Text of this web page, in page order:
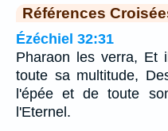
Références
Ézéchiel 32:31
Pharaon les verra, Et
toute sa multitude,
l'épée et de toute
l'Eternel.